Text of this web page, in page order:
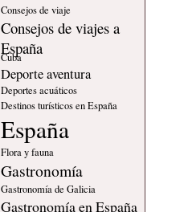
Consejos de viaje
Consejos de viajes a
España
Cuba
Deporte aventura
Deportes acuáticos
Destinos turísticos en España
España
Flora y fauna
Gastronomía
Gastronomía de Galicia
Gastronomía en España